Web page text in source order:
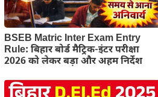
BSEB Matric Inter Exam Entry
Rule: बिहार बोर्ड मैट्रिक-इंटर परीक्षा
2026 को लेकर बड़ा और अहम निर्देश